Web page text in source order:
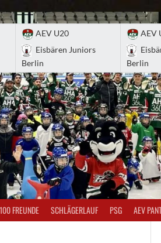
AEV U20
Eisbären Juniors
Berlin
AEV
Berlin
100 FREUNDE SCHLÄGERLAUF PSG AEV